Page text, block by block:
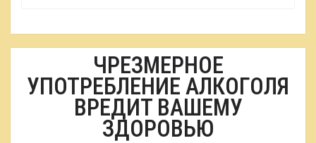
ЧРЕЗМЕРНОЕ
УПОТРЕБЛЕНИЕ АЛКОГОЛЯ
ВРЕДИТ ВАШЕМУ
ЗДОРОВЬЮ